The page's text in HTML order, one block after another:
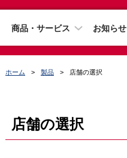
商品・サービス お知らせ
ホーム 製品 店舗の選択
店舗の選択